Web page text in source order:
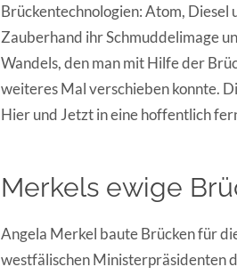
Brückentechnologien: Atom,
Zauberhand ihr Schmuddelimage
Wandels, den man mit Hilfe der
weiteres Mal verschieben konnte.
Hier und Jetzt in eine hoffentlich
Merkels ewige
Angela Merkel baute Brücken für
westfälischen Ministerpräsidenten